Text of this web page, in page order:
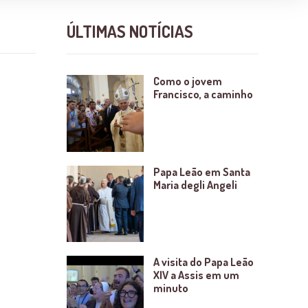
ÚLTIMAS NOTÍCIAS
Como o jovem
Francisco, a caminho
Papa Leão em Santa
Maria degli Angeli
A visita do Papa Leão
XIV a Assis em um
minuto